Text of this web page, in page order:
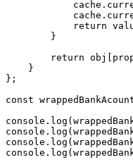
return
        }
return
    }
};
const